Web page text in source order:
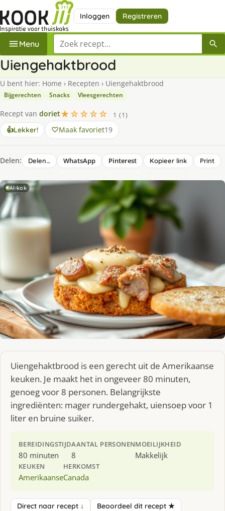
Inloggen Registreren
Menu Zoek een recept
Uiengehaktbrood
U bent hier: Home › Recepten › Uiengehaktbrood
Bijgerechten Snacks Vleesgerechten
Recept van doriet★☆☆☆☆
1 (1)
👍Lekker! Maak favoriet19
Delen: Delen… WhatsApp Pinterest Kopieer link Print
AI-kok
Uiengehaktbrood is een gerecht uit de Amerikaanse
keuken. Je maakt het in ongeveer 80 minuten,
genoeg voor 8 personen. Belangrijkste
ingrediënten: mager rundergehakt, uiensoep voor 1
liter en bruine suiker.
BEREIDINGSTIJD
80 minuten
AANTAL PERSONEN
8
MOEILIJKHEID
Makkelijk
KEUKEN
Amerikaanse
HERKOMST
Canada
Direct naar recept ↓ Beoordeel dit recept ★